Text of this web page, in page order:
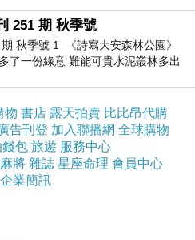
輩子的好朋友🥲。
251 期 秋季號
秋季號 1 《詩寫大安森林公園》
了一份綠意 難能可貴水泥叢林多出
物 書店 露天拍賣 比比昂代購
告刊登 加入聯播網 全球購物
錢包 旅遊 服務中心
將 雜誌 星座命理 會員中心
企業簡訊